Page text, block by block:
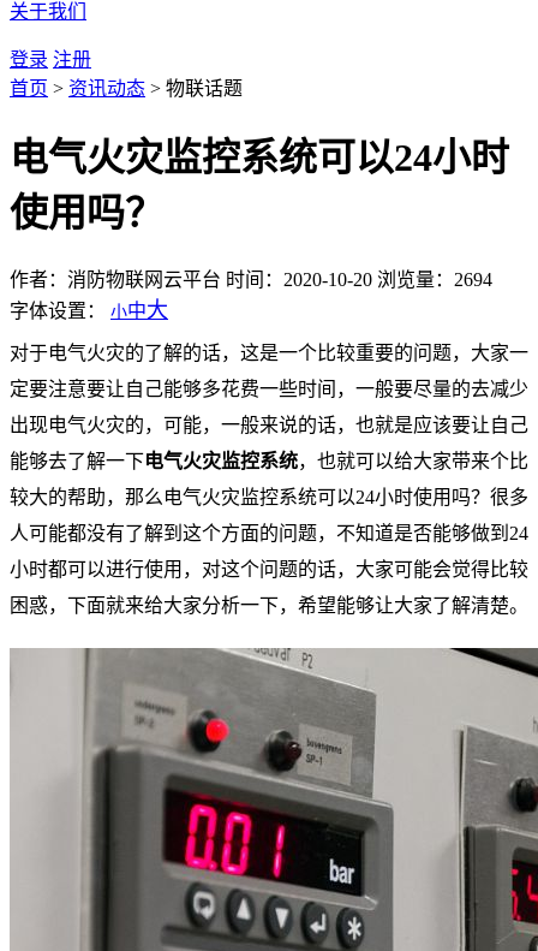
关于我们
登录 注册
首页 > 资讯动态 > 物联话题
电气火灾监控系统可以24小时
使用吗？
作者：消防物联网云平台 时间：2020-10-20 浏览量：2694
字体设置： 小中大
对于电气火灾的了解的话，这是一个比较重要的问题，大家一
定要注意要让自己能够多花费一些时间，一般要尽量的去减少
出现电气火灾的，可能，一般来说的话，也就是应该要让自己
能够去了解一下电气火灾监控系统，也就可以给大家带来个比
较大的帮助，那么电气火灾监控系统可以24小时使用吗？很多
人可能都没有了解到这个方面的问题，不知道是否能够做到24
小时都可以进行使用，对这个问题的话，大家可能会觉得比较
困惑，下面就来给大家分析一下，希望能够让大家了解清楚。